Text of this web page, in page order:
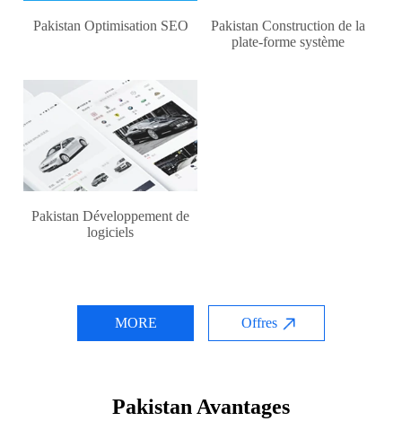
Pakistan Optimisation SEO
Pakistan Construction de la
plate-forme système
Pakistan Développement de
logiciels
MORE Offres
Pakistan Avantages